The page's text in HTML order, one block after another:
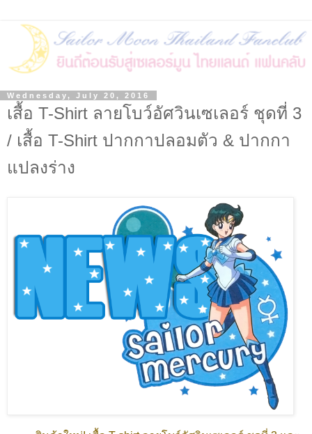
Wednesday, July 20, 2016
เสื้อ T-Shirt ลายโบว์อัศวินเซเลอร์ ชุดที่ 3
/ เสื้อ T-Shirt ปากกาปลอมตัว & ปากกา
แปลงร่าง